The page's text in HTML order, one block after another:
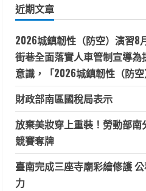
字:
近期文章
2026城鎮韌性（防空）演習8
街巷全面落實人車管制宣導
意識，「2026城鎮韌性（防空
財政部南區國稅局表示
放棄美妝穿上重裝！勞動部
競賽奪牌
臺南完成三座寺廟彩繪修護
力